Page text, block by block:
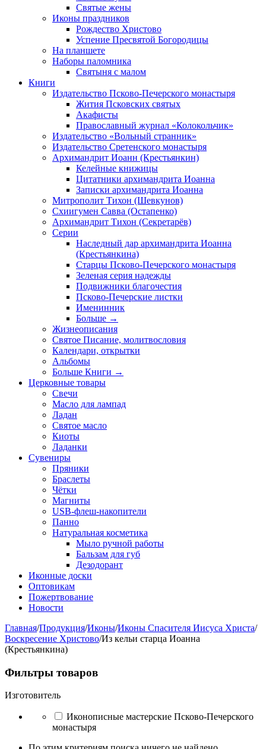
Святые жены
Иконы праздников
Рождество Христово
Успение Пресвятой Богородицы
На планшете
Наборы паломника
Святыня с малом
Книги
Издательство Псково-Печерского монастыря
Жития Псковских святых
Акафисты
Православный журнал «Колокольчик»
Издательство «Вольный странник»
Издательство Сретенского монастыря
Архимандрит Иоанн (Крестьянкин)
Келейные книжицы
Цитатники архимандрита Иоанна
Записки архимандрита Иоанна
Митрополит Тихон (Шевкунов)
Схиигумен Савва (Остапенко)
Архимандрит Тихон (Секретарёв)
Серии
Наследный дар архимандрита Иоанна
(Крестьянкина)
Старцы Псково-Печерского монастыря
Зеленая серия надежды
Подвижники благочестия
Псково-Печерские листки
Именинник
Больше →
Жизнеописания
Святое Писание, молитвословия
Календари, открытки
Альбомы
Больше Книги →
Церковные товары
Свечи
Масло для лампад
Ладан
Святое масло
Киоты
Ладанки
Сувениры
Пряники
Браслеты
Чётки
Магниты
USB-флеш-накопители
Панно
Натуральная косметика
Мыло ручной работы
Бальзам для губ
Дезодорант
Иконные доски
Оптовикам
Пожертвование
Новости
Главная/Продукция/Иконы/Иконы Спасителя Иисуса Христа/
Воскресение Христово/Из кельи старца Иоанна
(Крестьянкина)
Фильтры товаров
Изготовитель
Иконописные мастерские Псково-Печерского
монастыря